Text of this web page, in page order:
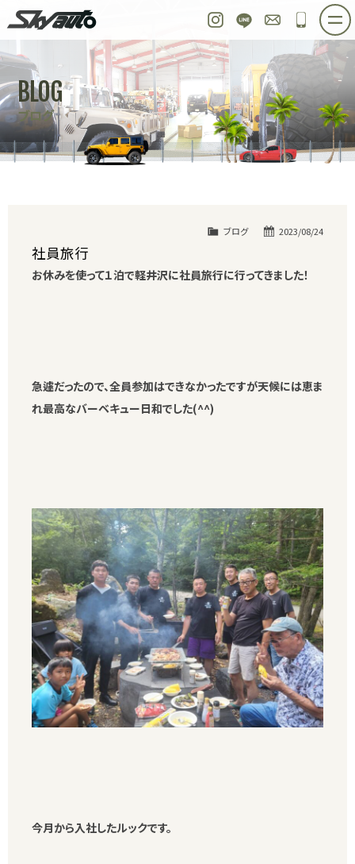
Instagram
LINE お問い合わせ
048-
ホーム 在庫車情報 ご購入プラン
整備作業実例 パーツ販売 買取＆オーダー
店舗紹介 工場紹介 会社概要
スタッフ紹介 求人情報 公式ブログ
BLOG
ブログ
2023/08/24
ブログ
社員旅行
お休みを使って１泊で軽井沢に社員旅行に行ってきました！
急遽だったので、全員参加はできなかったですが天候には恵ま
れ最高なバーベキュー日和でした(^^)
今月から入社したルックです。